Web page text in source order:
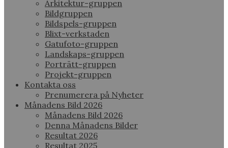
Arkitektur-gruppen
Bildgruppen
Bildspels-gruppen
Blixt-verkstaden
Gatufoto-gruppen
Landskaps-gruppen
Porträtt-gruppen
Projekt-gruppen
Kontakta oss
Prenumerera på Nyheter
Månadens Bild 2026
Månadens Bild 2026
Denna Månadens Bilder
Resultat 2026
Resultat 2025